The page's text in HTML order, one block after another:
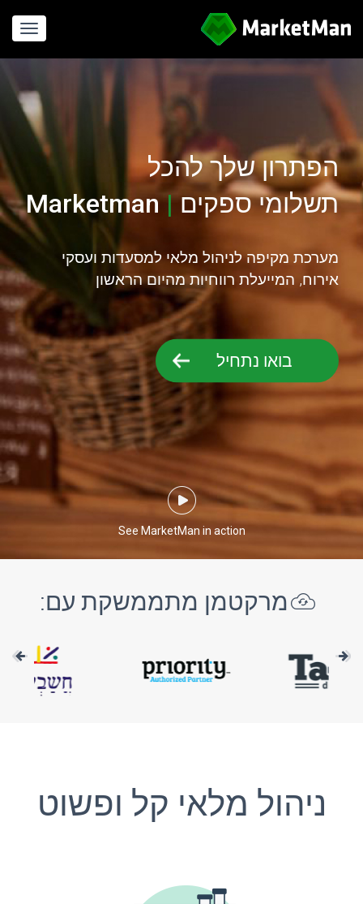
הפתרון שלך להכל
חישוב עלויות
תשלומי ספקים |
Marketman
מערכת מקיפה לניהול מלאי למסעדות ועסקי
אירוח, המייעלת רווחיות מהיום הראשון
בואו נתחיל
See MarketMan in action
מרקטמן מתממשקת עם:
ניהול מלאי קל ופשוט